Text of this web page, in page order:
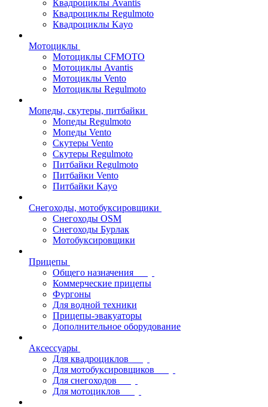
Квадроциклы Avantis
Квадроциклы Regulmoto
Квадроциклы Kayo
Мотоциклы
Мотоциклы CFMOTO
Мотоциклы Avantis
Мотоциклы Vento
Мотоциклы Regulmoto
Мопеды, скутеры, питбайки
Мопеды Regulmoto
Мопеды Vento
Скутеры Vento
Скутеры Regulmoto
Питбайки Regulmoto
Питбайки Vento
Питбайки Kayo
Снегоходы, мотобуксировщики
Снегоходы OSM
Снегоходы Бурлак
Мотобуксировщики
Прицепы
Общего назначения
Коммерческие прицепы
Фургоны
Для водной техники
Прицепы-эвакуаторы
Дополнительное оборудование
Аксессуары
Для квадроциклов
Для мотобуксировщиков
Для снегоходов
Для мотоциклов